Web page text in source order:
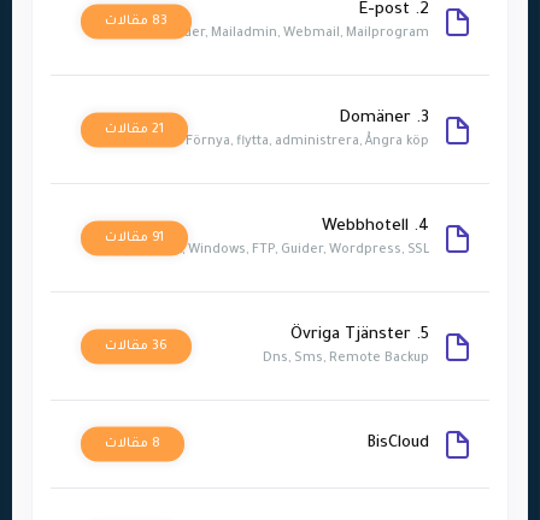
2. E-post
83 مقالات
Guider, Mailadmin, Webmail, Mailprogram
3. Domäner
21 مقالات
Förnya, flytta, administrera, Ångra köp
4. Webbhotell
91 مقالات
Linux, Windows, FTP, Guider, Wordpress, SSL
5. Övriga Tjänster
36 مقالات
Dns, Sms, Remote Backup
BisCloud 8 مقالات